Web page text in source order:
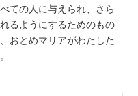
ての人に与えられ、さら
るようにするためのもの
おとめマリアがわたした